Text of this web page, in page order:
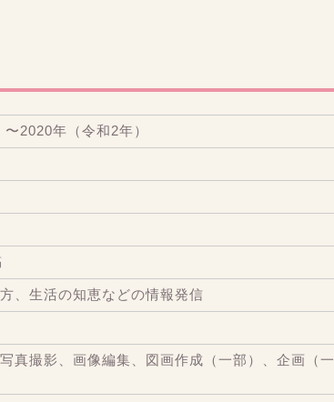
2020年（令和2年）
、生活の知恵などの情報発信
真撮影、画像編集、図画作成（一部）、企画（一